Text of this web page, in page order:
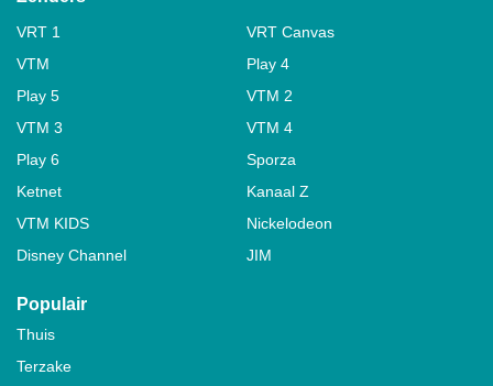
VRT 1
VRT Canvas
VTM
Play 4
Play 5
VTM 2
VTM 3
VTM 4
Play 6
Sporza
Ketnet
Kanaal Z
VTM KIDS
Nickelodeon
Disney Channel
JIM
Populair
Thuis
Terzake